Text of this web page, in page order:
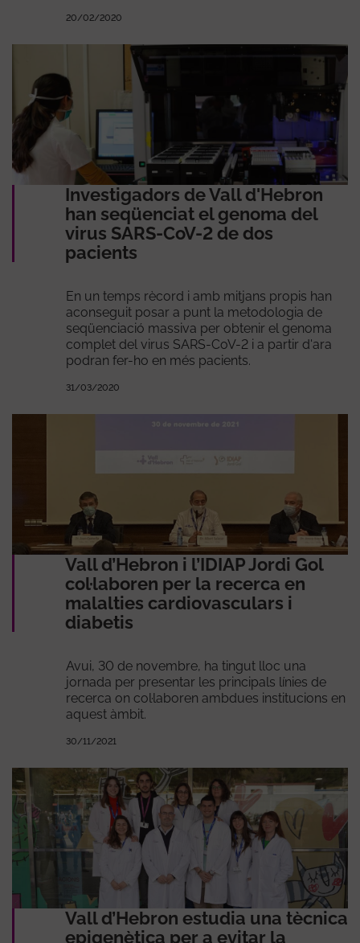
20/02/2020
Investigadors de Vall d'Hebron
han seqüenciat el genoma del
virus SARS-CoV-2 de dos
pacients
En un temps rècord i amb mitjans propis han
aconseguit posar a punt la metodologia de
seqüenciació massiva per obtenir el genoma
complet del virus SARS-CoV-2 i a partir d'ara
podran fer-ho en més pacients.
31/03/2020
Vall d’Hebron i l’IDIAP Jordi Gol
col·laboren per la recerca en
malalties cardiovasculars i
diabetis
Avui, 30 de novembre, ha tingut lloc una
jornada per presentar les principals línies de
recerca on col·laboren ambdues institucions en
aquest àmbit.
30/11/2021
Vall d’Hebron estudia una tècnica
epigenètica per a evitar la